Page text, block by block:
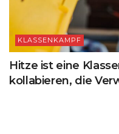
KLASSENKAMPF
Hitze ist eine
kollabieren, die